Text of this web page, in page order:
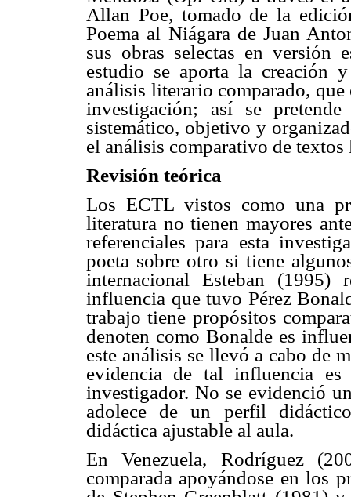
Allan Poe, tomado de la
Poema al Niágara de Juan
sus obras selectas en versión
estudio se aporta la creación
análisis literario comparado,
investigación; así se
sistemático, objetivo y
el análisis comparativo de
Revisión teórica
Los ECTL vistos como una
literatura no tienen mayores
referenciales para esta
poeta sobre otro si tiene
internacional Esteban
influencia que tuvo Pérez
trabajo tiene propósitos
denoten como Bonalde es
este análisis se llevó a cabo de
evidencia de tal influencia
investigador. No se evidenció
adolece de un perfil
didáctica ajustable al aula.
En Venezuela, Rodríguez
comparada apoyándose en los